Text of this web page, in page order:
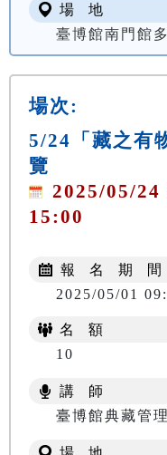
場 地
臺博館南門館
場次:
5/24「藏之有
覽
2025/05/24
15:00
報 名 期 間
2025/05/01
名 額
10
講 師
臺博館典藏管